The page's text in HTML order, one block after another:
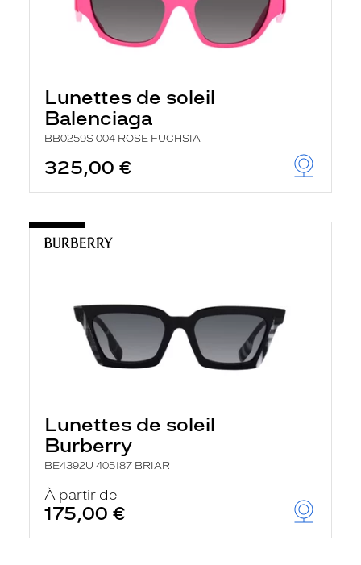
Lunettes de soleil
Balenciaga
BB0259S 004 ROSE FUCHSIA
325,00 €
Lunettes de soleil
Burberry
BE4392U 405187 BRIAR
À partir de
175,00 €